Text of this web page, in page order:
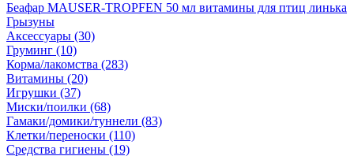
Беафар MAUSER-TROPFEN 50 мл витамины для птиц линька
Грызуны
Аксессуары (30)
Груминг (10)
Корма/лакомства (283)
Витамины (20)
Игрушки (37)
Миски/поилки (68)
Гамаки/домики/туннели (83)
Клетки/переноски (110)
Средства гигиены (19)